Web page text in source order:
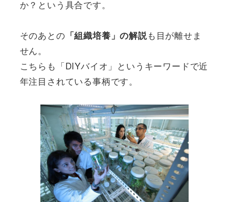
か？という具合です。
そのあとの 「組織培養」の解説も目が離せま
せん。
こちらも「DIYバイオ」というキーワードで近
年注目されている事柄です。